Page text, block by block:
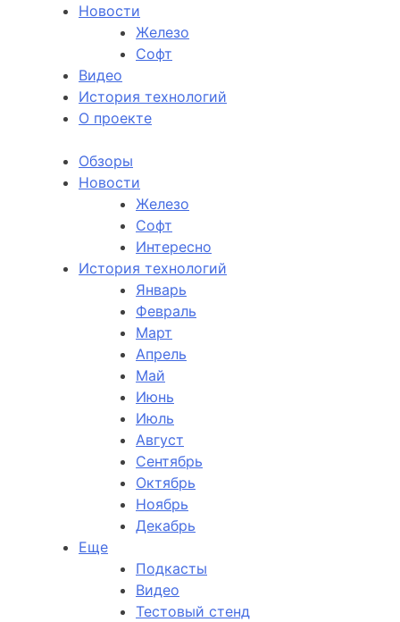
Новости
Железо
Софт
Видео
История технологий
О проекте
Обзоры
Новости
Железо
Софт
Интересно
История технологий
Январь
Февраль
Март
Апрель
Май
Июнь
Июль
Август
Сентябрь
Октябрь
Ноябрь
Декабрь
Еще
Подкасты
Видео
Тестовый стенд